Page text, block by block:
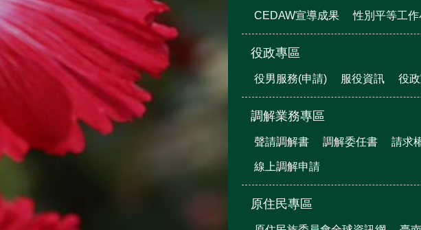
CEDAW宣導成果 性別平等工
役政專區
役男服務(申請) 服役資訊 役
調解業務專區
聲請調解書 調解委任書 請求
線上調解申請
原住民專區